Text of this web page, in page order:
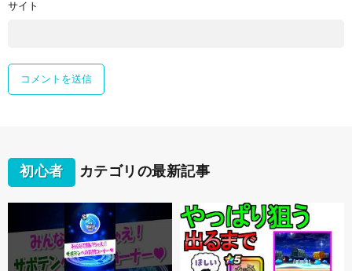
サイト
初心者 カテゴリの最新記事